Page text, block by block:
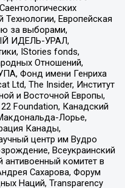
Европейская
за выборами,
ИДЕЛЬ-УРАЛ,
IStories fonds,
Отношений,
Фонд имени Генриха
Ltd, The Insider, Институт
и Восточной Европы,
Foundation, Канадский
Лорье,
Канады,
центр им Вудро
Всеукраинский
антивоенный комитет в
Сахарова, Форум
Наций, Transparеncy